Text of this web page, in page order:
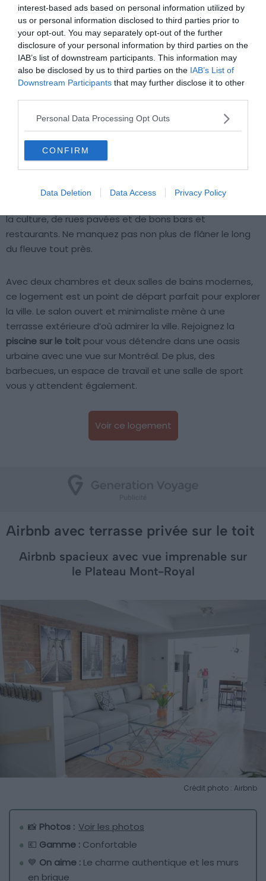
interest-based ads based on personal information utilized by
us or personal information disclosed to third parties prior to
your opt-out. You may separately opt-out of the further
disclosure of your personal information by third parties on the
IAB’s list of downstream participants. This information may
also be disclosed by us to third parties on the IAB’s List of
Downstream Participants that may further disclose it to other
Personal Data Processing Opt Outs
CONFIRM
Data Deletion Data Access Privacy Policy
💶 Gamme :Luxueux
💙On aime : Le design chic et moderne
Pourquoi nous l’avons sélectionné :Cet appartement
haut de gamme offre un spectacle visuel unique avec
ses vues imprenables sur le cœur animé de Montréal. De
plus, les installations prestigieuses de l’immeuble offrent
Pour en savoir plus :Cet Airbnb chic offre une vue
ce soit depuis le confort du salon ou la quiétude de la
la culture, de rues pavées et de bons bars et
restaurants. Ne manquez pas non plus de flâner le long
du fleuve tout près.
Avec deux chambres et deux salles de bains modernes,
ce logement est un point de départ parfait pour explorer
la ville. Le salon ouvert et minimaliste mène à une
terrasse extérieure d’où admirer la ville. Rejoignez la
piscine sur le toit pour vous détendre dans une oasis
urbaine avec une vue sur Montréal. De plus, des
barbecues, un espace de travail et une salle de sport
vous y attendent également.
Voir ce logement
Airbnb avec terrasse privée sur le toit
Airbnb spacieux avec vue imprenable sur
le Plateau Mont-Royal
Crédit photo : Airbnb
📸 Photos : Voir les photos
💶 Gamme : Confortable
💙 On aime : Le charme authentique et les murs
en brique